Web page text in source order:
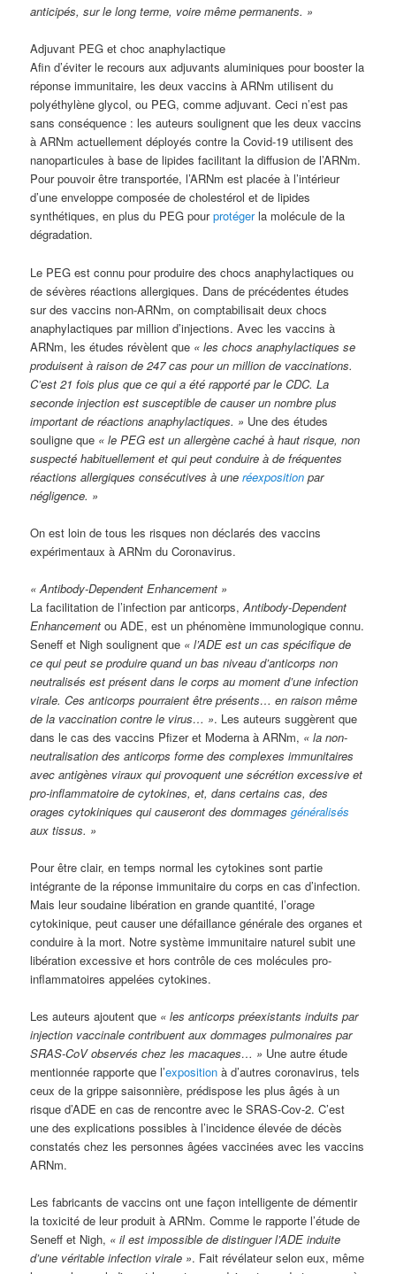
anticipés, sur le long terme, voire même permanents. »
Adjuvant PEG et choc anaphylactique
Afin d’éviter le recours aux adjuvants aluminiques pour booster la
réponse immunitaire, les deux vaccins à ARNm utilisent du
polyéthylène glycol, ou PEG, comme adjuvant. Ceci n’est pas
sans conséquence : les auteurs soulignent que les deux vaccins
à ARNm actuellement déployés contre la Covid-19 utilisent des
nanoparticules à base de lipides facilitant la diffusion de l’ARNm.
Pour pouvoir être transportée, l’ARNm est placée à l’intérieur
d’une enveloppe composée de cholestérol et de lipides
synthétiques, en plus du PEG pourprotégerla molécule de la
dégradation.
Le PEG est connu pour produire des chocs anaphylactiques ou
de sévères réactions allergiques. Dans de précédentes études
sur des vaccins non-ARNm, on comptabilisait deux chocs
anaphylactiques par million d’injections. Avec les vaccins à
ARNm, les études révèlent que « les chocs anaphylactiques se
produisent à raison de 247 cas pour un million de vaccinations.
C’est 21 fois plus que ce qui a été rapporté par le CDC. La
seconde injection est susceptible de causer un nombre plus
important de réactions anaphylactiques. » Une des études
souligne que « le PEG est un allergène caché à haut risque, non
suspecté habituellement et qui peut conduire à de fréquentes
réactions allergiques consécutives à uneréexposition par
négligence. »
On est loin de tous les risques non déclarés des vaccins
expérimentaux à ARNm du Coronavirus.
« Antibody-Dependent Enhancement »
La facilitation de l’infection par anticorps,Antibody-Dependent
Enhancement ou ADE, est un phénomène immunologique connu.
Seneff et Nigh soulignent que « l’ADE est un cas spécifique de
ce qui peut se produire quand un bas niveau d’anticorps non
neutralisés est présent dans le corps au moment d’une infection
virale. Ces anticorps pourraient être présents… en raison même
de la vaccination contre le virus… ». Les auteurs suggèrent que
dans le cas des vaccins Pfizer et Moderna à ARNm, « la non-
neutralisation des anticorps forme des complexes immunitaires
avec antigènes viraux qui provoquent une sécrétion excessive et
pro-inflammatoire de cytokines, et, dans certains cas, des
orages cytokiniques qui causeront des dommagesgénéralisés
aux tissus. »
Pour être clair, en temps normal les cytokines sont partie
intégrante de la réponse immunitaire du corps en cas d’infection.
Mais leur soudaine libération en grande quantité, l’orage
cytokinique, peut causer une défaillance générale des organes et
conduire à la mort. Notre système immunitaire naturel subit une
libération excessive et hors contrôle de ces molécules pro-
inflammatoires appelées cytokines.
Les auteurs ajoutent que « les anticorps préexistants induits par
injection vaccinale contribuent aux dommages pulmonaires par
SRAS-CoV observés chez les macaques… » Une autre étude
mentionnée rapporte que l’exposition à d’autres coronavirus, tels
ceux de la grippe saisonnière, prédispose les plus âgés à un
risque d’ADE en cas de rencontre avec le SRAS-Cov-2. C’est
une des explications possibles à l’incidence élevée de décès
constatés chez les personnes âgées vaccinées avec les vaccins
ARNm.
Les fabricants de vaccins ont une façon intelligente de démentir
la toxicité de leur produit à ARNm. Comme le rapporte l’étude de
Seneff et Nigh, « il est impossible de distinguer l’ADE induite
d’une véritable infection virale ». Fait révélateur selon eux, même